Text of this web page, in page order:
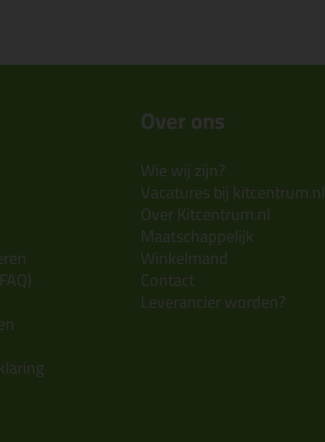
Over ons
Wie wij zijn?
Vacatures bij kitcentrum.nl
Over Kitcentrum.nl
Maatschappelijk
Winkelmand
Contact
Leverancier worden?